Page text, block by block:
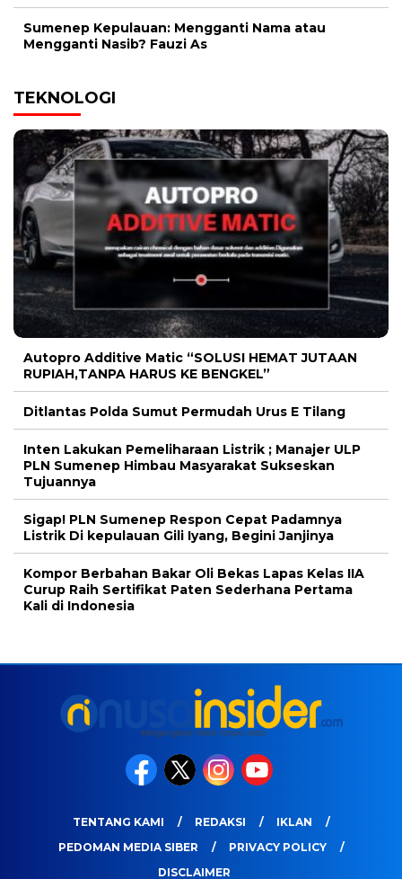
Sumenep Kepulauan: Mengganti Nama atau
Mengganti Nasib? Fauzi As
TEKNOLOGI
Autopro Additive Matic “SOLUSI HEMAT JUTAAN
RUPIAH,TANPA HARUS KE BENGKEL”
Ditlantas Polda Sumut Permudah Urus E Tilang
Inten Lakukan Pemeliharaan Listrik ; Manajer ULP
PLN Sumenep Himbau Masyarakat Sukseskan
Tujuannya
Sigap! PLN Sumenep Respon Cepat Padamnya
Listrik Di kepulauan Gili Iyang, Begini Janjinya
Kompor Berbahan Bakar Oli Bekas Lapas Kelas IIA
Curup Raih Sertifikat Paten Sederhana Pertama
Kali di Indonesia
TENTANG KAMI REDAKSI
IKLAN
PEDOMAN MEDIA SIBER
PRIVACY POLICY
DISCLAIMER